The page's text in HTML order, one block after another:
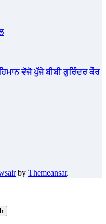
ਵੱਜੋ ਪੁੱਜੇ ਬੀਬੀ ਗੁਰਿੰਦਰ ਕੌਰ
by Themeansar.